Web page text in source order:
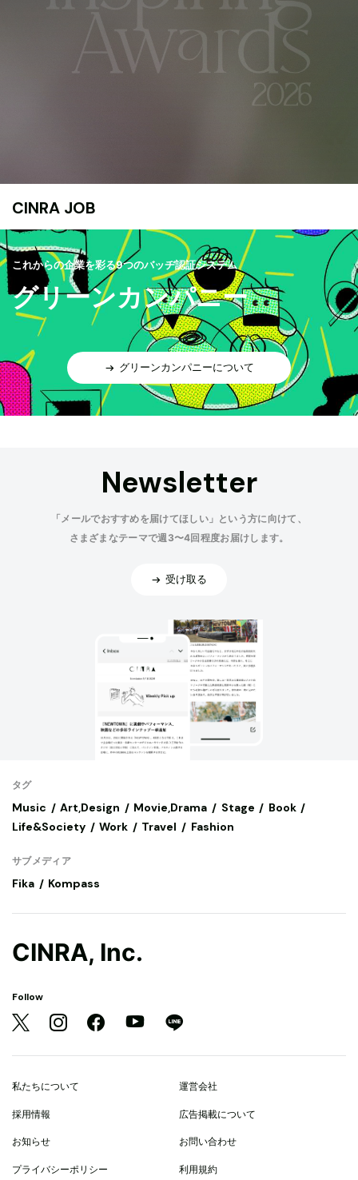
CINRA JOB
これからの企業を彩る9つのバッヂ認証システム
グリーンカンパニー
グリーンカンパニーについて
Newsletter
「メールでおすすめを届けてほしい」という方に向けて、
さまざまなテーマで週3〜4回程度お届けします。
受け取る
タグ
Music Art,Design Movie,Drama Stage
Book
Life&Society
Work Travel Fashion
サブメディア
Fika Kompass
CINRA, Inc.
Follow
私たちについて 運営会社
採用情報 広告掲載について
お知らせ お問い合わせ
プライバシーポリシー 利用規約